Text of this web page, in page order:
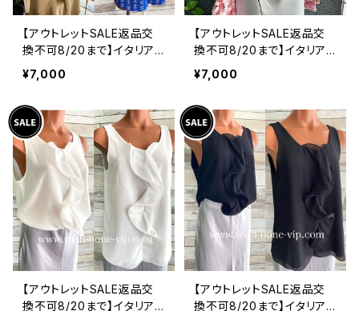
【アウトレットSALE返品交
換不可8/20まで】イタリア
製シャツ・ブラウス・トップス
｜Made in ITALY｜ロール
ャツ/ブルー
¥7,000
【アウトレットSALE返品交
換不可8/20まで】イタリア
製トップス｜ Made in ITA
LY｜フリル長袖 ロマンテ
プス/ピンク-SALE
¥7,000
【アウトレットSALE返品交
換不可8/20まで】イタリア
【アウトレットSALE返品交
換不可8/20まで】イタリア